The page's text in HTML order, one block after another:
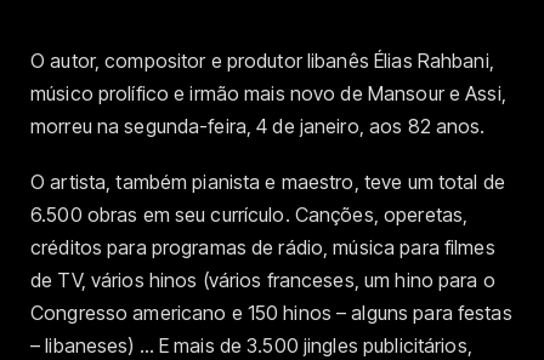
O autor, compositor e produtor libanês Élias Rahbani,
músico prolífico e irmão mais novo de Mansour e Assi,
morreu na segunda-feira, 4 de janeiro, aos 82 anos.
O artista, também pianista e maestro, teve um total de
6.500 obras em seu currículo. Canções, operetas,
créditos para programas de rádio, música para filmes
de TV, vários hinos (vários franceses, um hino para o
Congresso americano e 150 hinos – alguns para festas
– libaneses) … E mais de 3.500 jingles publicitários,